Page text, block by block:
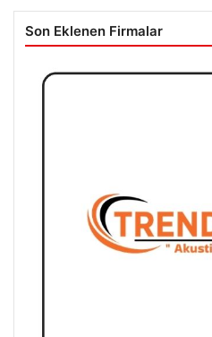
Son Eklenen Firmalar